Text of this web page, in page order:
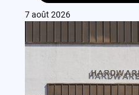
7 août 2026